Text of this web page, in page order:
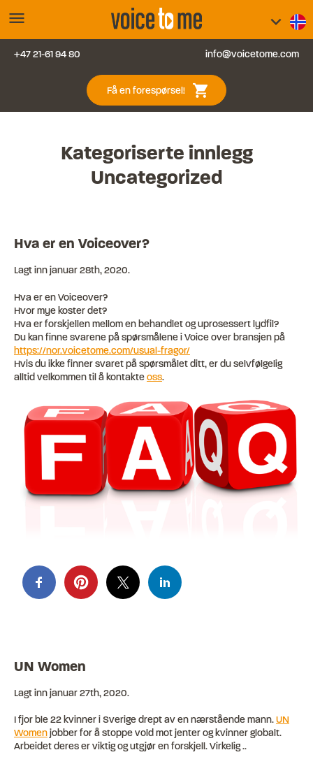
menu
Vanlige spørsmål
Kontakt oss
keyboard_arrow_down
+47 21-61 94 80 info@voicetome.com
Få en forespørsel! shopping_cart
Kategoriserte innlegg
Uncategorized
Hva er en Voiceover?
Lagt innjanuar 28th, 2020.
Hva er en Voiceover?
Hvor mye koster det?
Hva er forskjellen mellom en behandlet og uprosessert lydfil?
Du kan finne svarene på spørsmålene i Voice over bransjen på
https://nor.voicetome.com/usual-fragor/
Hvis du ikke finner svaret på spørsmålet ditt, er du selvfølgelig
alltid velkommen til å kontakteoss.
UN Women
Lagt innjanuar 27th, 2020.
I fjor ble 22 kvinner i Sverige drept av en nærstående mann.UN
Womenjobber for å stoppe vold mot jenter og kvinner globalt.
Arbeidet deres er viktig og utgjør en forskjell. Virkelig ..